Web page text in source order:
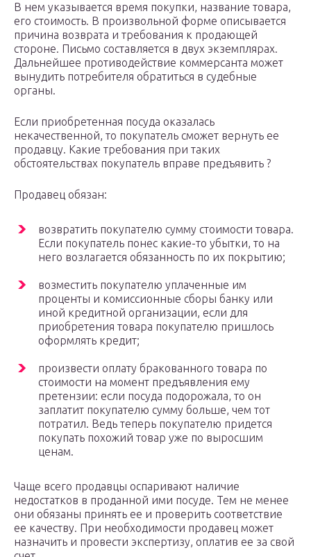
В нем указывается время покупки, название товара,
его стоимость. В произвольной форме описывается
причина возврата и требования к продающей
стороне. Письмо составляется в двух экземплярах.
Дальнейшее противодействие коммерсанта может
вынудить потребителя обратиться в судебные
органы.
Если приобретенная посуда оказалась
некачественной, то покупатель сможет вернуть ее
продавцу. Какие требования при таких
обстоятельствах покупатель вправе предъявить ?
Продавец обязан:
возвратить покупателю сумму стоимости товара.
Если покупатель понес какие-то убытки, то на
него возлагается обязанность по их покрытию;
возместить покупателю уплаченные им
проценты и комиссионные сборы банку или
иной кредитной организации, если для
приобретения товара покупателю пришлось
оформлять кредит;
произвести оплату бракованного товара по
стоимости на момент предъявления ему
претензии: если посуда подорожала, то он
заплатит покупателю сумму больше, чем тот
потратил. Ведь теперь покупателю придется
покупать похожий товар уже по выросшим
ценам.
Чаще всего продавцы оспаривают наличие
недостатков в проданной ими посуде. Тем не менее
они обязаны принять ее и проверить соответствие
ее качеству. При необходимости продавец может
назначить и провести экспертизу, оплатив ее за свой